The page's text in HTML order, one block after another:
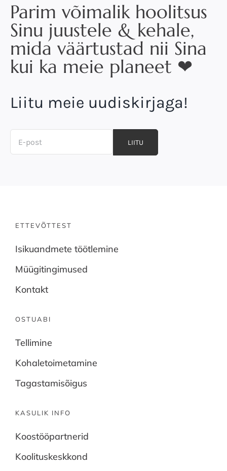
Parim võimalik hoolitsus
Sinu juustele & kehale,
mida väärtustad nii Sina
kui ka meie planeet ❤
Liitu meie uudiskirjaga!
LIITU
ETTEVÕTTEST
Isikuandmete töötlemine
Müügitingimused
Kontakt
OSTUABI
Tellimine
Kohaletoimetamine
Tagastamisõigus
KASULIK INFO
Koostööpartnerid
Koolituskeskkond